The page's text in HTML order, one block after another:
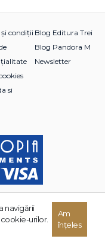
condiții
si
Blog Editura Trei
Blog Pandora M
Newsletter
rezervate.
navigării
urilor.
Am
înțeles